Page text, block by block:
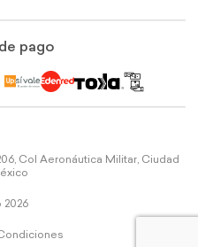
pago
Col Aeronáutica Militar, Ciudad
2026